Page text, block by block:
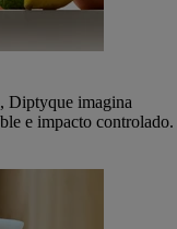
Diptyque imagina
e impacto controlado.